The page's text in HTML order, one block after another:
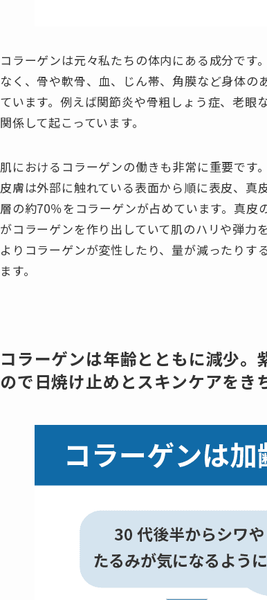
コラーゲンは元々私たちの体内にある成分です
なく、骨や軟骨、血、じん帯、角膜など身体の
ています。例えば関節炎や骨粗しょう症、老眼
関係して起こっています。
肌におけるコラーゲンの働きも非常に重要です
皮膚は外部に触れている表面から順に表皮、真
層の約70％をコラーゲンが占めています。真皮
がコラーゲンを作り出していて肌のハリや弾力
よりコラーゲンが変性したり、量が減ったりす
ます。
コラーゲンは年齢とともに減少。
ので日焼け止めとスキンケアをき